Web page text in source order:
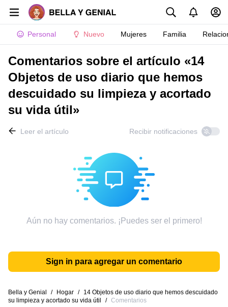
Personal Nuevo Mujeres Familia
Comentarios sobre el artículo «14
Objetos de uso diario que hemos
descuidado su limpieza y acortado
su vida útil»
Leer el artículo Recibir notificaciones
Aún no hay comentarios. ¡Puedes ser el primero!
Sign in para agregar un comentario
Bella y Genial / Hogar /
14 Objetos de uso diario que hemos descuidado
su limpieza y acortado su vida útil
/ Comentarios